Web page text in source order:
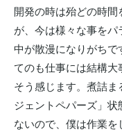
開発の時は殆どの時
が、今は様々な事を
中が散漫になりがちで
てのも仕事には結構
そう感じます。煮詰
ジェントペパーズ」
ないので、僕は作業